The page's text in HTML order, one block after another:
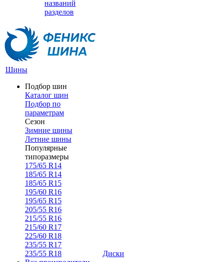
названий
разделов
Шины
Подбор шин
Каталог шин
Подбор по
параметрам
Сезон
Зимние шины
Летние шины
Популярные
типоразмеры
175/65 R14
185/65 R14
185/65 R15
195/60 R16
195/65 R15
205/55 R16
215/55 R16
215/60 R17
225/60 R18
235/55 R17
235/55 R18
Диски